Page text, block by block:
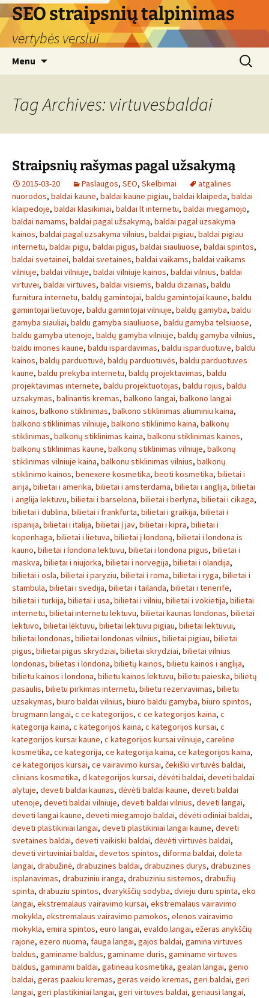
Skip
to
content
SEO straipsnių talpinimas
vertybės verslui
Menu
Search
for:
Tag Archives: virtuvesbaldai
Straipsnių rašymas pagal užsakymą
2015-03-20 Paslaugos, SEO, Skelbimai
atgalines
nuorodos, baldai kaune, baldai kaune pigiau, baldai klaipeda, baldai
klaipedoje, baldai klasikiniai, baldai lt internetu, baldai miegamojo,
baldai namams, baldai pagal užsakymą, baldai pagal uzsakyma
kainos, baldai pagal uzsakyma vilnius, baldai pigiau, baldai pigiau
internetu, baldai pigu, baldai pigus, baldai siauliuose, baldai spintos,
baldai svetainei, baldai svetaines, baldai vaikams, baldai vaikams
vilniuje, baldai vilniuje, baldai vilniuje kainos, baldai vilnius, baldai
virtuvei, baldai virtuves, baldai visiems, baldu dizainas, baldu
furnitura internetu, baldų gamintojai, baldu gamintojai kaune, baldu
gamintojai lietuvoje, baldu gamintojai vilniuje, baldų gamyba, baldu
gamyba siauliai, baldu gamyba siauliuose, baldu gamyba telsiuose,
baldu gamyba utenoje, baldų gamyba vilniuje, baldų gamyba vilnius,
baldu imones kaune, baldu ispardavimas, baldu isparduotuve, baldu
kainos, baldų parduotuvė, baldų parduotuvės, baldu parduotuves
kaune, baldu prekyba internetu, baldų projektavimas, baldu
projektavimas internete, baldu projektuotojas, baldu rojus, baldu
uzsakymas, balinantis kremas, balkono langai, balkono langai
kainos, balkono stiklinimas, balkono stiklinimas aliuminiu kaina,
balkono stiklinimas vilniuje, balkono stiklinimo kaina, balkonų
stiklinimas, balkonų stiklinimas kaina, balkonu stiklinimas kainos,
balkonų stiklinimas kaune, balkonų stiklinimas vilniuje, balkonų
stiklinimas vilniuje kaina, balkonu stiklinimas vilnius, balkonų
stiklinimo kainos, benexere kosmetika, beoti kosmetika, bilietai i
airija, bilietai i amerika, bilietai i amsterdama, bilietai i anglija, bilietai
i anglija lektuvu, bilietai i barselona, bilietai i berlyna, bilietai i cikaga,
bilietai i dublina, bilietai i frankfurta, bilietai i graikija, bilietai i
ispanija, bilietai i italija, bilietai į jav, bilietai i kipra, bilietai i
kopenhaga, bilietai i lietuva, bilietai į londoną, bilietai i londona is
kauno, bilietai i londona lektuvu, bilietai i londona pigus, bilietai i
maskva, bilietai i niujorka, bilietai i norvegija, bilietai i olandija,
bilietai i osla, bilietai i paryziu, bilietai i roma, bilietai i ryga, bilietai i
stambula, bilietai i svedija, bilietai i tailanda, bilietai i tenerife,
bilietai i turkija, bilietai i usa, bilietai i vilniu, bilietai i vokietija, bilietai
internetu, bilietai internetu lektuvu, bilietai kaunas londonas, bilietai
lektuvo, bilietai lėktuvu, bilietai lektuvu pigiau, bilietai lektuvui,
bilietai londonas, bilietai londonas vilnius, bilietai pigiau, bilietai
pigus, bilietai pigus skrydziai, bilietai skrydziai, bilietai vilnius
londonas, bilietas i londona, bilietų kainos, bilietu kainos i anglija,
bilietu kainos i londona, bilietu kainos lektuvu, bilietu paieska, bilietų
pasaulis, bilietu pirkimas internetu, bilietu rezervavimas, bilietu
uzsakymas, biuro baldai vilnius, biuro baldu gamyba, biuro spintos,
brugmann langai, c ce kategorijos, c ce kategorijos kaina, c
kategorija kaina, c kategorijos kaina, c kategorijos kursai, c
kategorijos kursai kaune, c kategorijos kursai vilniuje, careline
kosmetika, ce kategorija, ce kategorija kaina, ce kategorijos kaina,
ce kategorijos kursai, ce vairavimo kursai, čekiški virtuvės baldai,
clinians kosmetika, d kategorijos kursai, dėvėti baldai, deveti baldai
alytuje, deveti baldai kaunas, dėvėti baldai kaune, deveti baldai
utenoje, deveti baldai vilniuje, deveti baldai vilnius, deveti langai,
deveti langai kaune, deveti miegamojo baldai, dėvėti odiniai baldai,
deveti plastikiniai langai, deveti plastikiniai langai kaune, deveti
svetaines baldai, deveti vaikiski baldai, dėvėti virtuvės baldai,
deveti virtuviniai baldai, devetos spintos, diforma baldai, doleta
langai, drabužinė, drabuzines baldai, drabuzines durys, drabuzines
isplanavimas, drabuziniu iranga, drabuziniu sistemos, drabužių
spinta, drabuziu spintos, dvarykščių sodyba, dvieju duru spinta, eko
langai, ekstremalaus vairavimo kursai, ekstremalaus vairavimo
mokykla, ekstremalaus vairavimo pamokos, elenos vairavimo
mokykla, emira spintos, euro langai, evaldo langai, ežeras anykščių
rajone, ezero nuoma, fauga langai, gajos baldai, gamina virtuves
baldus, gaminame baldus, gaminame duris, gaminame virtuves
baldus, gaminami baldai, gatineau kosmetika, gealan langai, genio
baldai, geras paakiu kremas, geras veido kremas, geri baldai, geri
langai, geri plastikiniai langai, geri virtuves baldai, geriausi langai,